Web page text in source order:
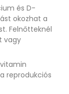
és D-
okozhat a
Felnőtteknél
vagy
reprodukciós